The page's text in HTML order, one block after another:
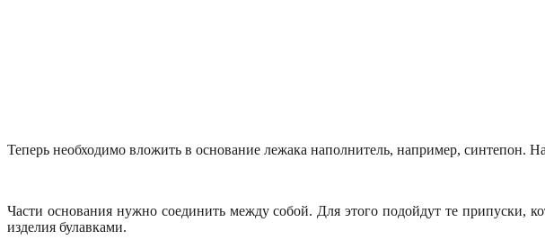
Теперь необходимо вложить в основание лежака наполнитель, например, синтепон.
Части основания нужно соединить между собой. Для этого подойдут те припуски,
изделия булавками.